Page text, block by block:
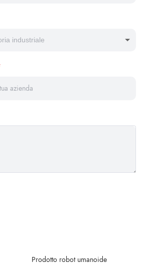
industriale
Prodotto robot umanoide